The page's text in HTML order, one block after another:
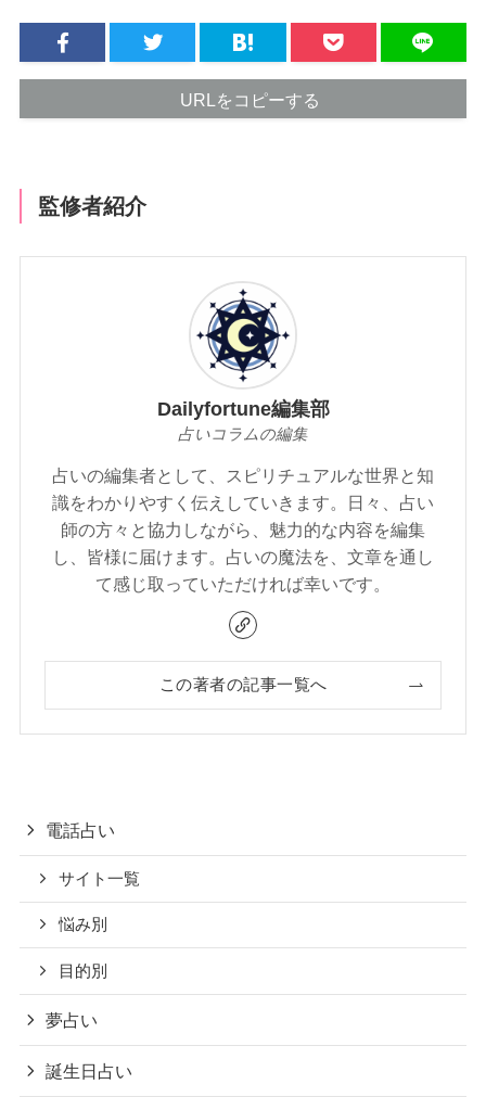
URLをコピーする
監修者紹介
Dailyfortune編集部
占いコラムの編集
占いの編集者として、スピリチュアルな世界と知
識をわかりやすく伝えしていきます。日々、占い
師の方々と協力しながら、魅力的な内容を編集
し、皆様に届けます。占いの魔法を、文章を通し
て感じ取っていただければ幸いです。
この著者の記事一覧へ
電話占い
サイト一覧
悩み別
目的別
夢占い
誕生日占い